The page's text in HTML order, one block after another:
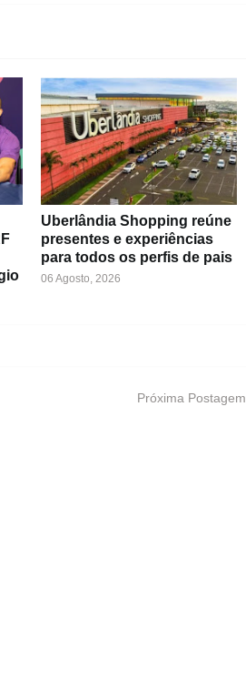
Uberlândia Shopping reúne
presentes e experiências
para todos os perfis de pais
06 Agosto, 2026
Próxima Postagem